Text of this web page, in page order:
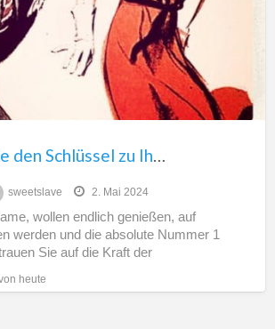
Ergreifen Sie den Schlüssel zu Ihrem Glück, Mylady!
sweetslave 2. Mai 2024
wollen endlich genießen, auf
werden und die absolute Nummer 1
Sie auf die Kraft der
heute